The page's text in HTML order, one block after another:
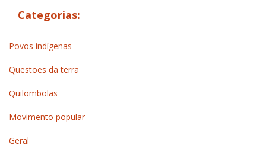
Categorias:
Povos indígenas
Questões da terra
Quilombolas
Movimento popular
Geral